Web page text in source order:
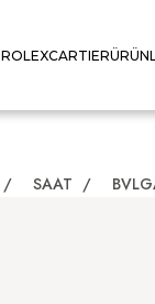
ROLEXCARTIER
/ SAAT /